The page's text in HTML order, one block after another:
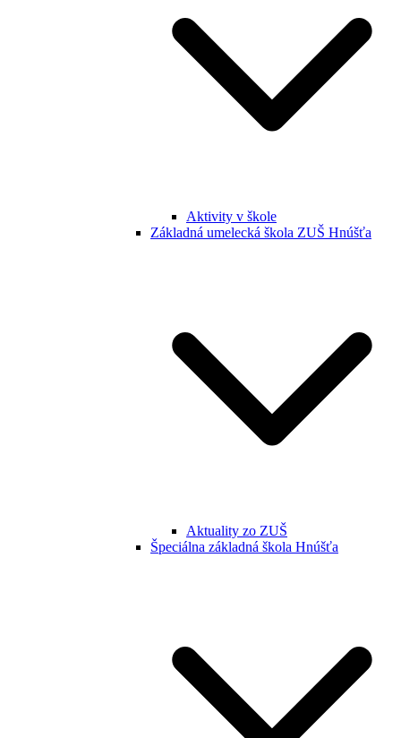
Aktivity v škole
Základná umelecká škola ZUŠ Hnúšťa
Aktuality zo ZUŠ
Špeciálna základná škola Hnúšťa